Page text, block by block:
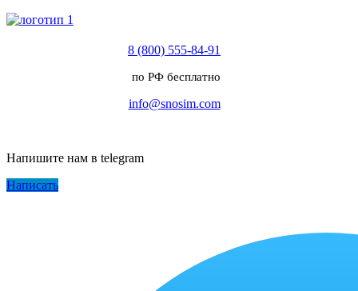
8 (800) 555-84-91
по РФ бесплатно
info@snosim.com
Напишите нам в telegram
Написать